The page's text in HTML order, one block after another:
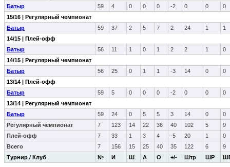
Турнир / Клуб № И Ш А О +/- Штр ШР
Батыр
59 4 0 0 0 -2 0 0
0
15/16 | Регулярный чемпионат
Батыр
59 37 2 5 7 2 24 1
1
14/15 | Плей-офф
Батыр
56 11 1 0 1 2 2 1
0
14/15 | Регулярный чемпионат
Батыр
56 25 0 1 1 -3 14 0
0
13/14 | Плей-офф
Батыр
59 5 0 0 0 -2 0 0
0
13/14 | Регулярный чемпионат
Батыр
59 24 0 5 5 3 14 0
0
Регулярный чемпионат
7 123 14 22 36 40 102 5
9
Плей-офф
7 33 1 3 4 -5 20 1
0
Всего
7 156 15 25 40 35 122 6 9